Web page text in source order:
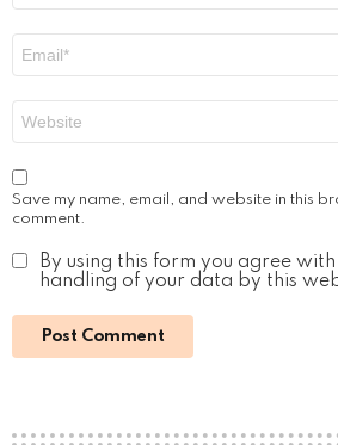
Save my name, email, and website in this
comment.
By using this form you agree
handling of your data by this